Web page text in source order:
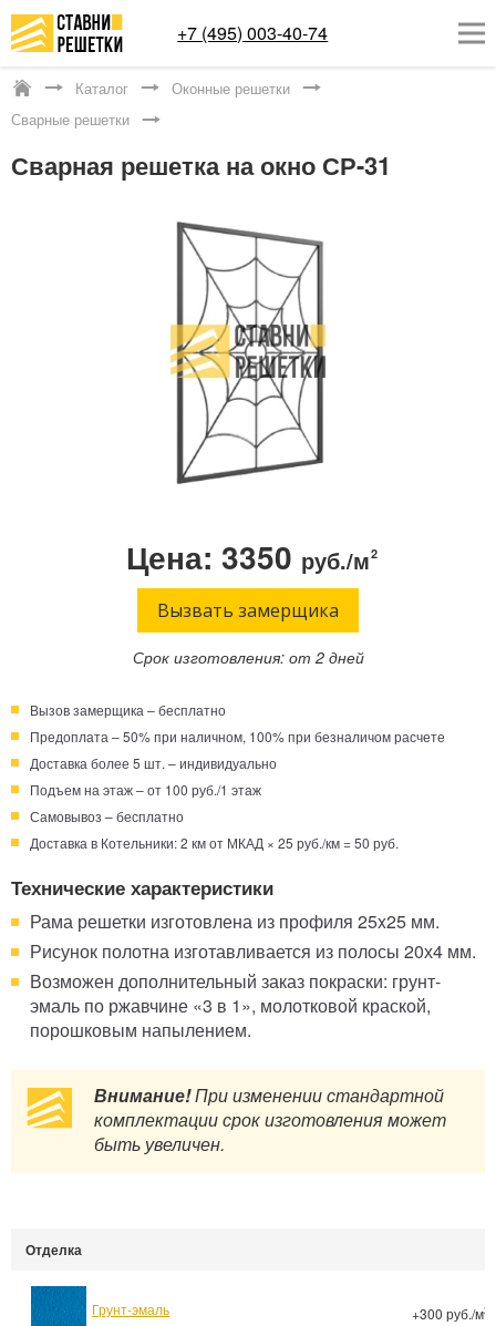
+7 (495) 003-40-74
СТАВНИ НА ОКНА
Заказать обратный звонок
+7 (495) 003-40-74 Круглосуточно!
Каталог
Оконные решетки
Сварные решетки
Сварная решетка на окно СР-31
Цена: 3350 руб./м2
Вызвать замерщика
Срок изготовления: от 2 дней
Вызов замерщика – бесплатно
Предоплата – 50% при наличном, 100% при безналичом расчете
Доставка более 5 шт. – индивидуально
Подъем на этаж – от 100 руб./1 этаж
Самовывоз – бесплатно
Доставка в Котельники: 2 км от МКАД × 25 руб./км = 50 руб.
Технические характеристики
Рама решетки изготовлена из профиля 25x25 мм.
Рисунок полотна изготавливается из полосы 20х4 мм.
Возможен дополнительный заказ покраски: грунт-
эмаль по ржавчине «3 в 1», молотковой краской,
порошковым напылением.
Внимание!При изменении стандартной
комплектации срок изготовления может
быть увеличен.
Отделка
Грунт-эмаль +300 руб./м2